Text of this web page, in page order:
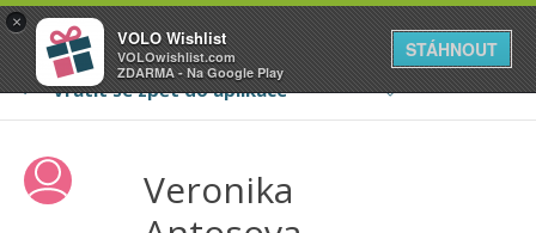
VOLO
Váš online wishlist
×
VOLO Wishlist
VOLOwishlist.com
ZDARMA - Na Google Play
STÁHNOUT
Veronika